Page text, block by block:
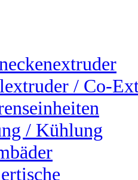
/ Co-
/ Kühlung